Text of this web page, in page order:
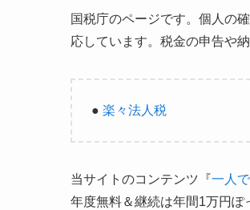
国税庁のページです。個人の
応しています。税金の申告や
● 楽々法人税
当サイトのコンテンツ『一人
年度無料＆継続は年間1万円